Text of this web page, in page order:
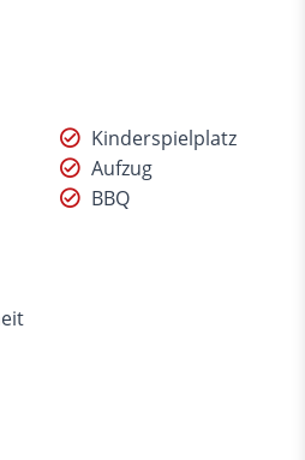
Kinderspielplatz
Aufzug
BBQ